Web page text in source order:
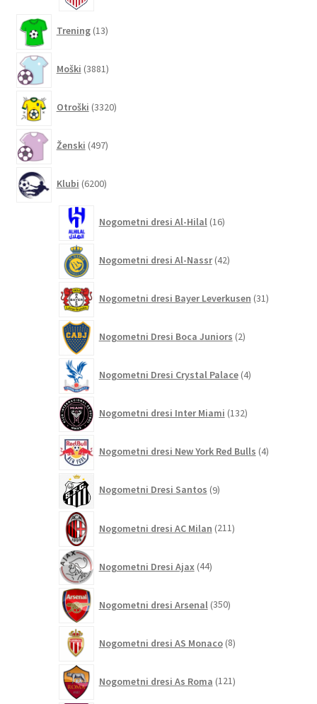
Trening 13izdelkov
Moški 3881izdelkov
Otroški 3320izdelkov
Ženski 497izdelkov
Klubi 6200izdelkov
Nogometni dresi Al-Hilal 16izdelkov
Nogometni dresi Al-Nassr 42izdelkov
Nogometni dresi Bayer Leverkusen 31izdelkov
Nogometni Dresi Boca Juniors 2izdelka
Nogometni Dresi Crystal Palace 4izdelki
Nogometni dresi Inter Miami 132izdelkov
Nogometni dresi New York Red Bulls 4izdelki
Nogometni Dresi Santos 9izdelkov
Nogometni dresi AC Milan 211izdelkov
Nogometni Dresi Ajax 44izdelkov
Nogometni dresi Arsenal 350izdelkov
Nogometni dresi AS Monaco 8izdelkov
Nogometni dresi As Roma 121izdelkov